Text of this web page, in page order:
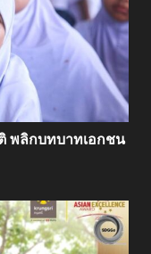
พลิกบทบาทเอกชน